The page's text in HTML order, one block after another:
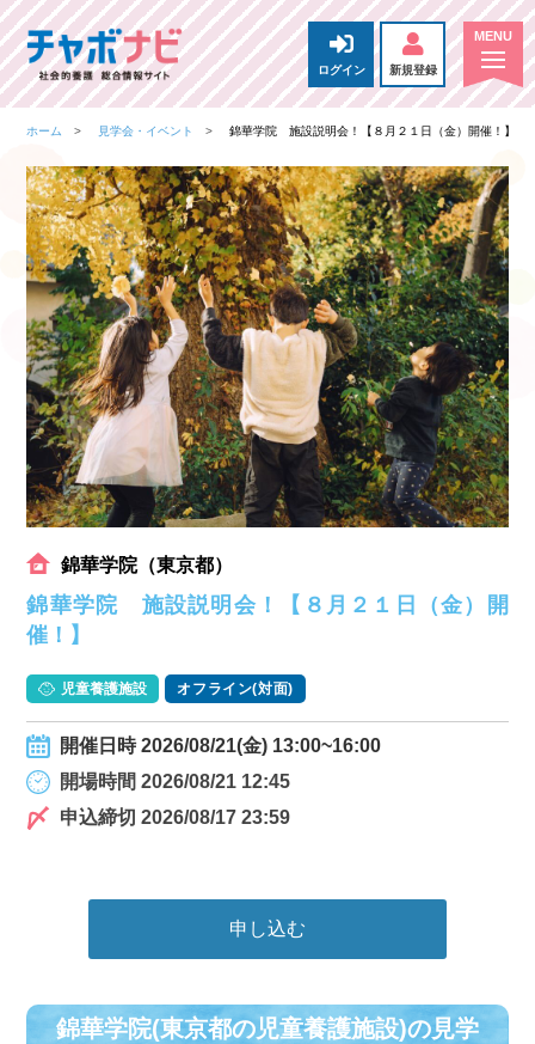
ログイン 新規登録
ホーム 見学会・イベント 錦華学院 施設説明会！【８月２１日（金）開催！】
錦華学院（東京都）
錦華学院 施設説明会！【８月２１日（金）開
催！】
児童養護施設 オフライン(対面)
開催日時 2026/08/21(金) 13:00~16:00
開場時間 2026/08/21 12:45
申込締切 2026/08/17 23:59
申し込む
錦華学院(東京都の児童養護施設)の⾒学